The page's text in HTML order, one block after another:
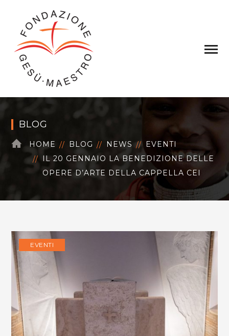
BLOG
HOME BLOG NEWS
EVENTI
IL 20 GENNAIO LA BENEDIZIONE DELLE
OPERE D’ARTE DELLA CAPPELLA CEI
EVENTI